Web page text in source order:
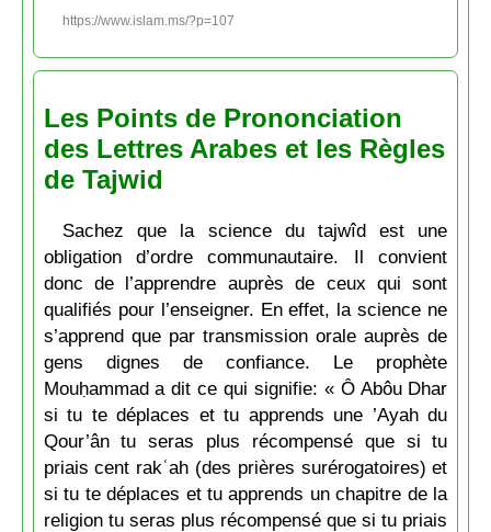
https://www.islam.ms/?p=107
Les Points de Prononciation
des Lettres Arabes et les Règles
de Tajwid
Sachez que la science du tajwîd est une
obligation d’ordre communautaire. Il convient
donc de l’apprendre auprès de ceux qui sont
qualifiés pour l’enseigner. En effet, la science ne
s’apprend que par transmission orale auprès de
gens dignes de confiance. Le prophète
Mouḥammad a dit ce qui signifie: « Ô Abôu Dhar
si tu te déplaces et tu apprends une ’Ayah du
Qour’ân tu seras plus récompensé que si tu
priais cent rakʿah (des prières surérogatoires) et
si tu te déplaces et tu apprends un chapitre de la
religion tu seras plus récompensé que si tu priais